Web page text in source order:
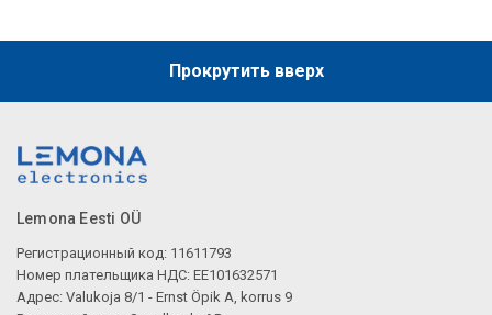
Прокрутить вверх
Lemona Eesti OÜ
Регистрационный код: 11611793
Номер плательщика НДС: EE101632571
Адрес: Valukoja 8/1 - Ernst Öpik A, korrus 9